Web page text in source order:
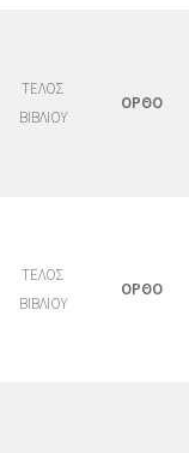
ΤΕΛΟΣ
ΒΙΒΛΙΟΥ
ΟΡΘΟ
ΤΕΛΟΣ
ΒΙΒΛΙΟΥ
ΟΡΘΟ